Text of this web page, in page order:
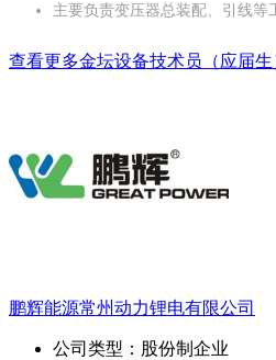
主要负责变压器总装配、引线
查看更多金坛设备技术员（应届生
鹏辉能源常州动力锂电有限公司
公司类型： 股份制企业